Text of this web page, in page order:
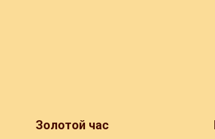
Золотой час